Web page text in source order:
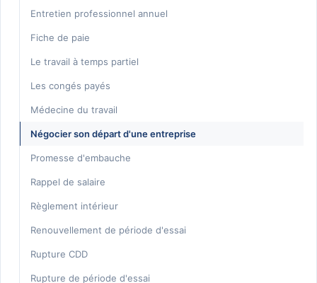
Entretien professionnel annuel
Fiche de paie
Le travail à temps partiel
Les congés payés
Médecine du travail
Négocier son départ d'une entreprise
Promesse d'embauche
Rappel de salaire
Règlement intérieur
Renouvellement de période d'essai
Rupture CDD
Rupture de période d'essai